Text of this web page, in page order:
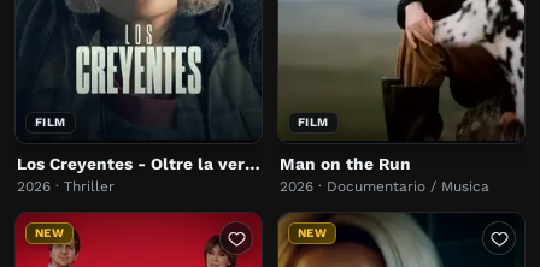
FILM
Los Creyentes - Oltre la verità
2026 · Thriller
FILM
Man on the Run
2026 · Documentario / Musica
NEW NEW